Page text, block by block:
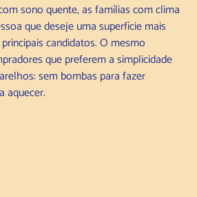
sono quente, as famílias com clima
que deseje uma superfície mais
candidatos. O mesmo
que preferem a simplicidade
sem bombas para fazer
aquecer.